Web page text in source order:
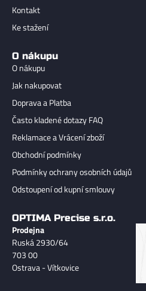
Kontakt
Ke stažení
O nákupu
O nákupu
Jak nakupovat
Doprava a Platba
Často kladené dotazy FAQ
Reklamace a Vrácení zboží
Obchodní podmínky
Podmínky ochrany osobních údajů
Odstoupení od kupní smlouvy
OPTIMA Precise s.r.o.
Prodejna
Ruská 2930/64
703 00
Ostrava - Vítkovice